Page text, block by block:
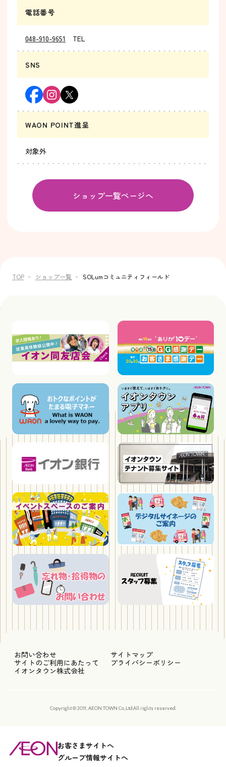
電話番号
048-910-9651 TEL
SNS
WAON POINT進呈
対象外
ショップ一覧ページへ
TOP ショップ一覧 SOLumコミュニティフィールド
お問い合わせ
サイトマップ
サイトのご利用にあたって
プライバシーポリシー
イオンタウン株式会社
Copyright © 2011, AEON TOWN Co.,Ltd.All rights reserved.
お客さまサイトへ
グループ情報サイトへ